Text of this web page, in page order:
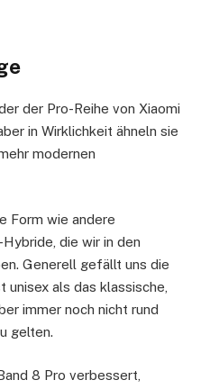
der Pro-Reihe von Xiaomi
in Wirklichkeit ähneln sie
modernen
Form wie andere
die wir in den
Generell gefällt uns die
unisex als das klassische,
immer noch nicht rund
gelten.
8 Pro verbessert,